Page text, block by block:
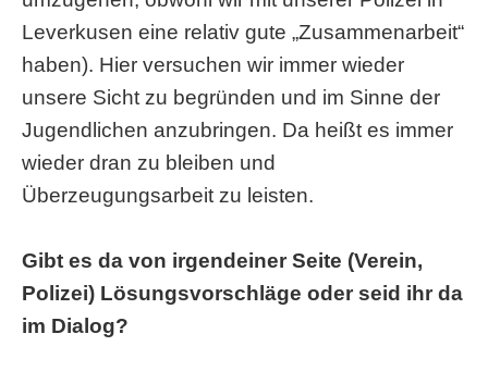
Leverkusen eine relativ gute „Zusammenarbeit“
haben). Hier versuchen wir immer wieder
unsere Sicht zu begründen und im Sinne der
Jugendlichen anzubringen. Da heißt es immer
wieder dran zu bleiben und
Überzeugungsarbeit zu leisten.
Gibt es da von irgendeiner Seite (Verein,
Polizei) Lösungsvorschläge oder seid ihr da
im Dialog?